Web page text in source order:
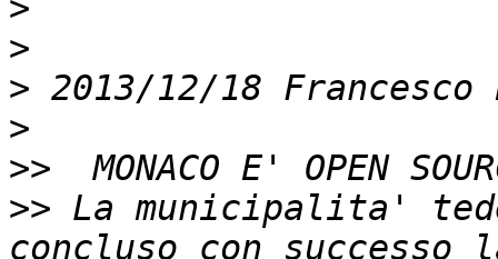
>
>
> 2013/12/18
>
>>
>> La municipalita'